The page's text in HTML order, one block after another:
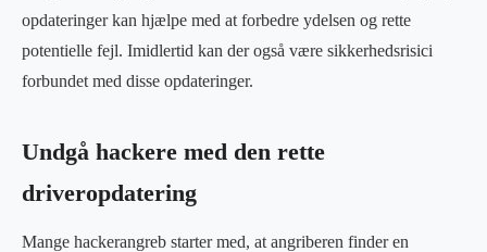
opdateringer kan hjælpe med at forbedre ydelsen og rette
potentielle fejl. Imidlertid kan der også være sikkerhedsrisici
forbundet med disse opdateringer.
Undgå hackere med den rette
driveropdatering
Mange hackerangreb starter med, at angriberen finder en